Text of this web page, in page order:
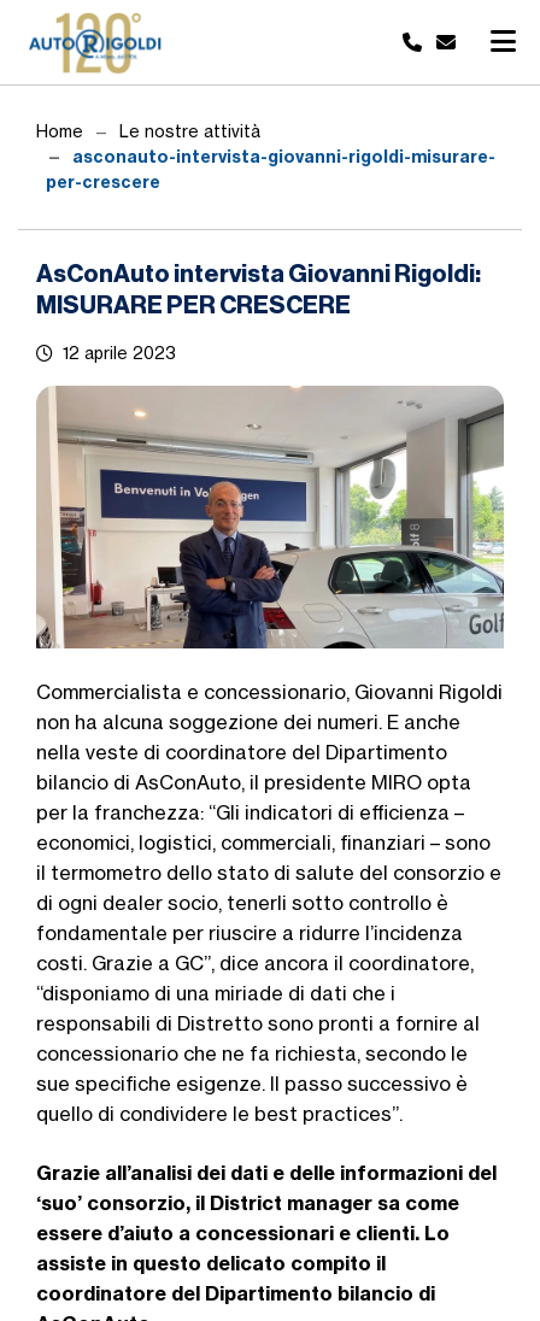
Home Le nostre attività
asconauto-intervista-giovanni-rigoldi-misurare-
per-crescere
AsConAuto intervista Giovanni Rigoldi:
MISURARE PER CRESCERE
12 aprile 2023
Commercialista e concessionario, Giovanni Rigoldi
non ha alcuna soggezione dei numeri. E anche
nella veste di coordinatore del Dipartimento
bilancio di AsConAuto, il presidente MIRO opta
per la franchezza: “Gli indicatori di efficienza –
economici, logistici, commerciali, finanziari – sono
il termometro dello stato di salute del consorzio e
di ogni dealer socio, tenerli sotto controllo è
fondamentale per riuscire a ridurre l’incidenza
costi. Grazie a GC”, dice ancora il coordinatore,
“disponiamo di una miriade di dati che i
responsabili di Distretto sono pronti a fornire al
concessionario che ne fa richiesta, secondo le
sue spe­cifiche esigenze. Il passo successivo è
quello di condividere le best practices”.
Grazie all’analisi dei dati e delle informazioni del
‘suo’ consorzio, il District manager sa come
essere d’aiuto a concessionari e clienti. Lo
assiste in questo delicato compito il
coordinatore del Dipartimento bilancio di